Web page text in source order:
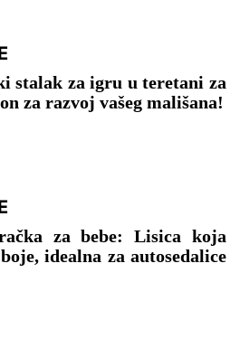
stalak za igru u teretani za
za razvoj vašeg mališana!
za bebe: Lisica koja
idealna za autosedalice